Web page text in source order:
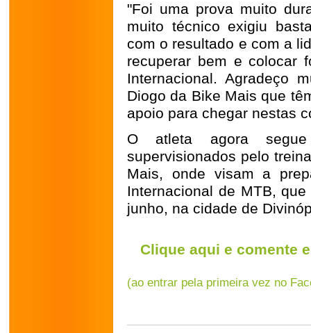
"Foi uma prova muito
muito técnico exigiu
com o resultado e com a
recuperar bem e colocar
Internacional. Agradeço
Diogo da Bike Mais que
apoio para chegar nestas
O atleta agora
supervisionados pelo
Mais, onde visam a
Internacional de MTB,
junho, na cidade de
Clique aqui e comente
(ao entrar pela primeira vez no